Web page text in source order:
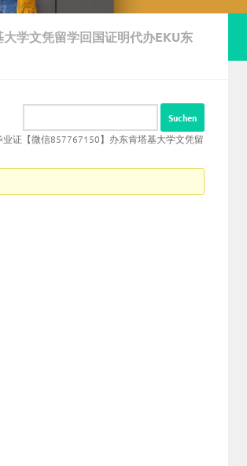
学文凭留学回国证明代办EKU东
证【微信857767150】办东肯塔基大学文凭留